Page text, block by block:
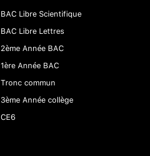
BAC Libre Scientifique
BAC Libre Lettres
2ème Année BAC
1ère Année BAC
Tronc commun
3ème Année collège
CE6